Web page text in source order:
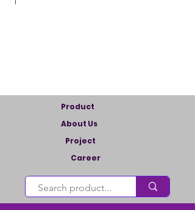
Career
Product
About Us
Project